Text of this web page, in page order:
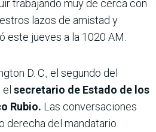
trabajando muy de cerca con
lazos de amistad y
este jueves a la 1020 AM.
D. C., el segundo del
secretario de Estado de los
Rubio. Las conversaciones
derecha del mandatario